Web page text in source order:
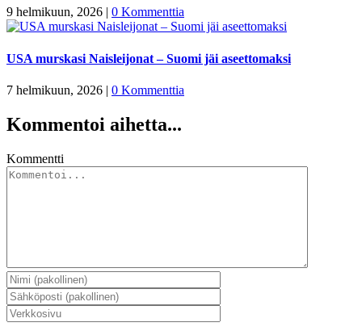
9 helmikuun, 2026 | 0 Kommenttia
USA murskasi Naisleijonat – Suomi jäi aseettomaksi
7 helmikuun, 2026 | 0 Kommenttia
Kommentoi aihetta...
Kommentti